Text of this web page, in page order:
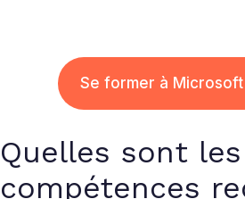
Se former à
Quelles sont les
compétences